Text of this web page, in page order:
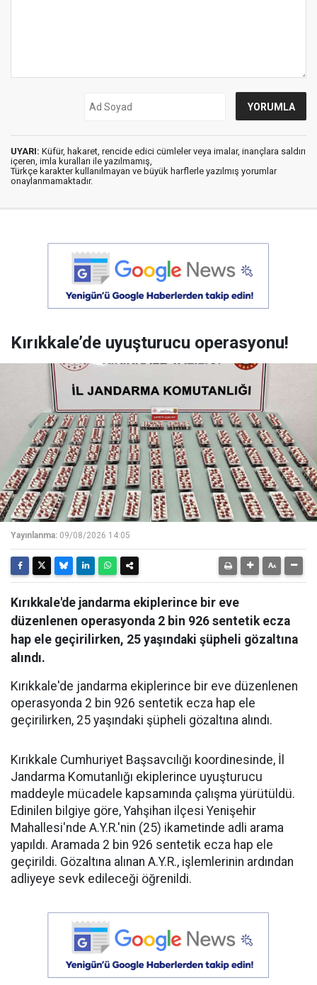
UYARI: Küfür, hakaret, rencide edici cümleler veya imalar, inançlara saldırı
içeren, imla kuralları ile yazılmamış,
Türkçe karakter kullanılmayan ve büyük harflerle yazılmış yorumlar
onaylanmamaktadır.
Kırıkkale’de uyuşturucu operasyonu!
Yayınlanma: 09/08/2026 14:05
Kırıkkale'de jandarma ekiplerince bir eve
düzenlenen operasyonda 2 bin 926 sentetik ecza
hap ele geçirilirken, 25 yaşındaki şüpheli gözaltına
alındı.
Kırıkkale'de jandarma ekiplerince bir eve düzenlenen
operasyonda 2 bin 926 sentetik ecza hap ele
geçirilirken, 25 yaşındaki şüpheli gözaltına alındı.
Kırıkkale Cumhuriyet Başsavcılığı koordinesinde, İl
Jandarma Komutanlığı ekiplerince uyuşturucu
maddeyle mücadele kapsamında çalışma yürütüldü.
Edinilen bilgiye göre, Yahşihan ilçesi Yenişehir
Mahallesi'nde A.Y.R.'nin (25) ikametinde adli arama
yapıldı. Aramada 2 bin 926 sentetik ecza hap ele
geçirildi. Gözaltına alınan A.Y.R., işlemlerinin ardından
adliyeye sevk edileceği öğrenildi.